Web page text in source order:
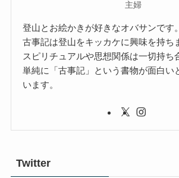
主婦
登山とお絵かきが好きなオバサンです。
古事記は登山をキッカケに興味を持ち
スピリチュアルや思想関係は一切持ち
単純に「古事記」という書物が面白い
います。
Twitter